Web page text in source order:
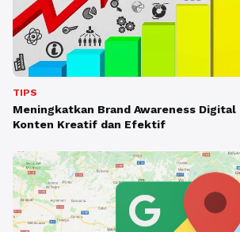
TIPS
Meningkatkan Brand Awareness
Konten Kreatif dan Efektif